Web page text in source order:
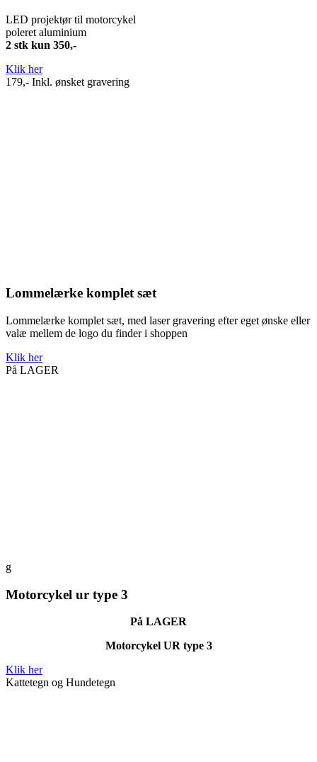
LED projektør til motorcykel
poleret aluminium
2 stk kun 350,-
Klik her
179,- Inkl. ønsket gravering
Lommelærke komplet sæt
Lommelærke komplet sæt, med laser gravering efter eget ønske eller
valæ mellem de logo du finder i shoppen
Klik her
På LAGER
g
Motorcykel ur type 3
På LAGER
Motorcykel UR type 3
Klik her
Kattetegn og Hundetegn